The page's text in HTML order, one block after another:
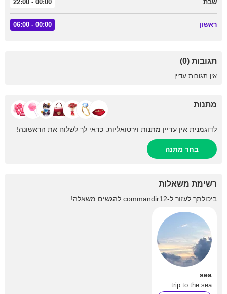
שבת 00:00 - 22:00
ראשון 00:00 - 06:00
תגובות (0)
אין תגובות עדיין
מתנות
לדוגמנית אין עדיין מתנות וירטואליות. כדאי לך לשלוח את הראשונה!
בחר מתנה
רשימת משאלות
ביכולתך לעזור ל-commandir12 להגשים משאלה!
sea
trip to the sea